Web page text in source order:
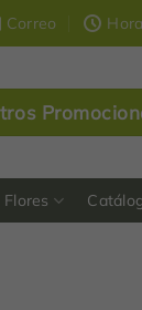
que dejan
Correo
Flores